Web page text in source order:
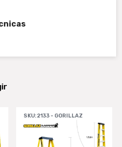
SKU: 2133 - GORILLAZ